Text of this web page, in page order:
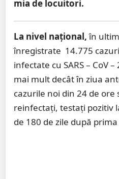
mia de locuitori.
La nivel național,în
înregistrate 14.775
infectate cu SARS – CoV
mai mult decât în ziua
cazurile noi din 24 de
reinfectați, testați pozitiv
de 180 de zile după